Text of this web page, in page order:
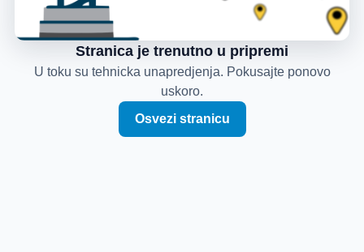
Stranica je trenutno u pripremi
U toku su tehnicka unapredjenja. Pokusajte ponovo
uskoro.
Osvezi stranicu